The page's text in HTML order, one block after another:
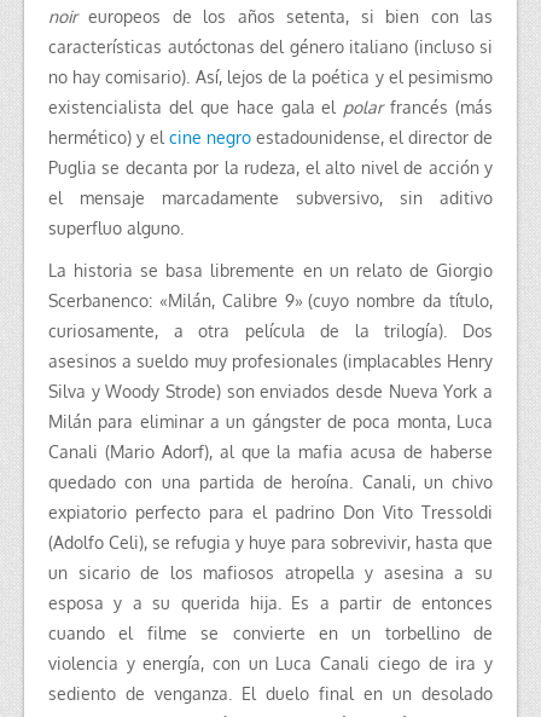
noireuropeos de los años setenta, si bien con las
características autóctonas del género italiano (incluso si
no hay comisario). Así, lejos de la poética y el pesimismo
existencialista del que hace gala el polarfrancés (más
hermético) y el cine negro estadounidense, el director de
Puglia se decanta por la rudeza, el alto nivel de acción y
el mensaje marcadamente subversivo, sin aditivo
superfluo alguno.
La historia se basa libremente en un relato de Giorgio
Scerbanenco: «Milán, Calibre 9» (cuyo nombre da título,
curiosamente, a otra película de la trilogía). Dos
asesinos a sueldo muy profesionales (implacables Henry
Silva y Woody Strode) son enviados desde Nueva York a
Milán para eliminar a un gángster de poca monta, Luca
Canali (Mario Adorf), al que la mafia acusa de haberse
quedado con una partida de heroína. Canali, un chivo
expiatorio perfecto para el padrino Don Vito Tressoldi
(Adolfo Celi), se refugia y huye para sobrevivir, hasta que
un sicario de los mafiosos atropella y asesina a su
esposa y a su querida hija. Es a partir de entonces
cuando el filme se convierte en un torbellino de
violencia y energía, con un Luca Canali ciego de ira y
sediento de venganza. El duelo final en un desolado